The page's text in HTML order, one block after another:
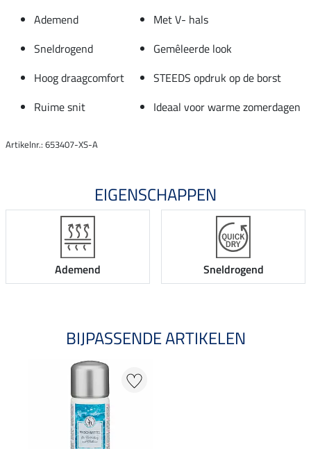
Ademend
Met V- hals
Sneldrogend
Gemêleerde look
Hoog draagcomfort
STEEDS opdruk op de borst
Ruime snit
Ideaal voor warme zomerdagen
Artikelnr.: 653407-XS-A
EIGENSCHAPPEN
Ademend Sneldrogend
BIJPASSENDE ARTIKELEN